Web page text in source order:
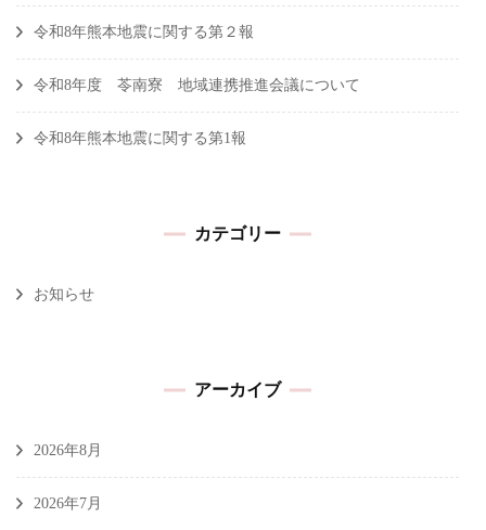
令和8年熊本地震に関する第２報
令和8年度 苓南寮 地域連携推進会議について
令和8年熊本地震に関する第1報
カテゴリー
お知らせ
アーカイブ
2026年8月
2026年7月